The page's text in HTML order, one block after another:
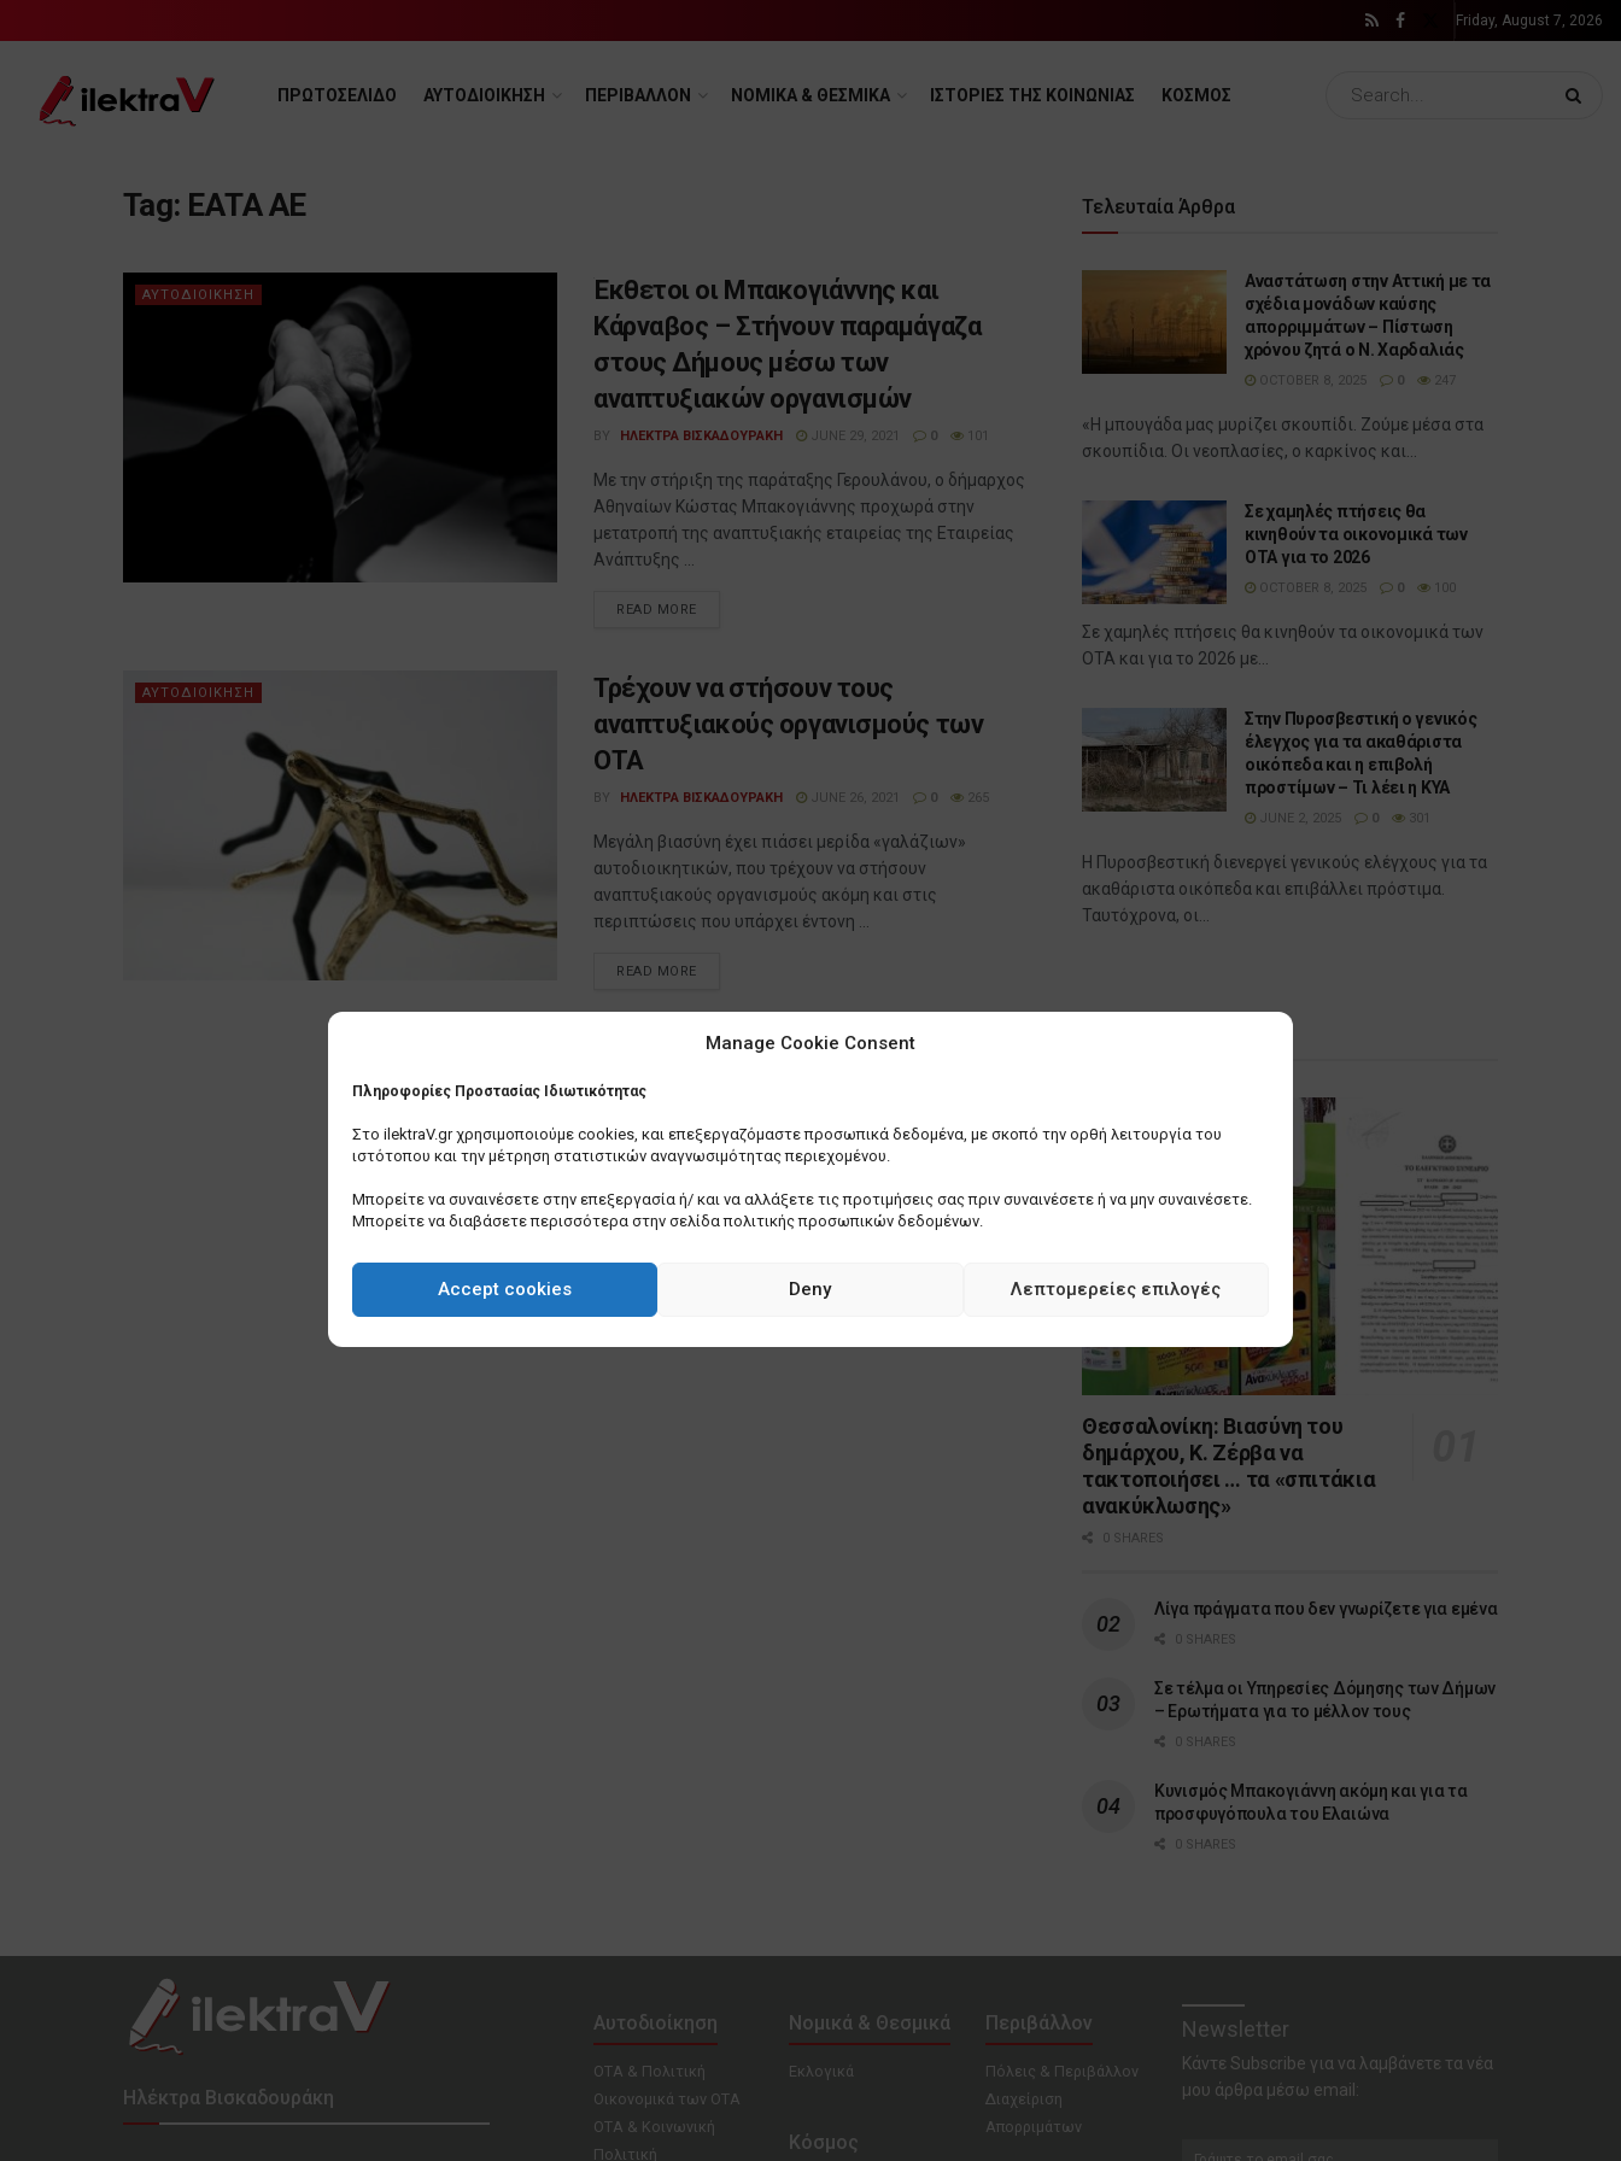
Manage Cookie Consent
Πληροφορίες Προστασίας Ιδιωτικότητας
Στο ilektraV.gr χρησιμοποιούμε cookies, και επεξεργαζόμαστε προσωπικά δεδομένα, με σκοπό την ορθή λειτουργία του
ιστότοπου και την μέτρηση στατιστικών αναγνωσιμότητας περιεχομένου.
Μπορείτε να συναινέσετε στην επεξεργασία ή/ και να αλλάξετε τις προτιμήσεις σας πριν συναινέσετε ή να μην συναινέσετε.
Μπορείτε να διαβάσετε περισσότερα στην σελίδα πολιτικής προσωπικών δεδομένων.
Accept cookies Deny Λεπτομερείες επιλογές
Friday, August 7, 2026
ΠΡΩΤΟΣΕΛΙΔΟ ΑΥΤΟΔΙΟΙΚΗΣΗ ΠΕΡΙΒΑΛΛΟΝ ΝΟΜΙΚΑ & ΘΕΣΜΙΚΑ ΙΣΤΟΡΙΕΣ ΤΗΣ ΚΟΙΝΩΝΙΑΣ ΚΟΣΜΟΣ
Tag: ΕΑΤΑ ΑΕ
ΑΥΤΟΔΙΟΙΚΗΣΗ
Έκθετοι οι Μπακογιάννης και
Κάρναβος – Στήνουν παραμάγαζα
στους Δήμους μέσω των
αναπτυξιακών οργανισμών
BY ΗΛΕΚΤΡΑ ΒΙΣΚΑΔΟΥΡΑΚΗ JUNE 29, 2021 0 101
Με την στήριξη της παράταξης Γερουλάνου, ο δήμαρχος
Αθηναίων Κώστας Μπακογιάννης προχωρά στην
μετατροπή της αναπτυξιακής εταιρείας της Εταιρείας
Ανάπτυξης ...
READ MORE
ΑΥΤΟΔΙΟΙΚΗΣΗ
Τρέχουν να στήσουν τους
αναπτυξιακούς οργανισμούς των
ΟΤΑ
BY ΗΛΕΚΤΡΑ ΒΙΣΚΑΔΟΥΡΑΚΗ JUNE 26, 2021 0 265
Μεγάλη βιασύνη έχει πιάσει μερίδα «γαλάζιων»
αυτοδιοικητικών, που τρέχουν να στήσουν
αναπτυξιακούς οργανισμούς ακόμη και στις
περιπτώσεις που υπάρχει έντονη ...
READ MORE
Τελευταία Άρθρα
Αναστάτωση στην Αττική με τα
σχέδια μονάδων καύσης
απορριμμάτων – Πίστωση
χρόνου ζητά ο Ν. Χαρδαλιάς
OCTOBER 8, 2025 0 247
«Η μπουγάδα μας μυρίζει σκουπίδι. Ζούμε μέσα στα
σκουπίδια. Οι νεοπλασίες, ο καρκίνος και...
Σε χαμηλές πτήσεις θα
κινηθούν τα οικονομικά των
ΟΤΑ για το 2026
OCTOBER 8, 2025 0 100
Σε χαμηλές πτήσεις θα κινηθούν τα οικονομικά των
ΟΤΑ και για το 2026 με...
Στην Πυροσβεστική ο γενικός
έλεγχος για τα ακαθάριστα
οικόπεδα και η επιβολή
προστίμων – Τι λέει η ΚΥΑ
JUNE 2, 2025 0 301
Η Πυροσβεστική διενεργεί γενικούς ελέγχους για τα
ακαθάριστα οικόπεδα και επιβάλλει πρόστιμα.
Ταυτόχρονα, οι...
Θεσσαλονίκη: Βιασύνη του
δημάρχου, Κ. Ζέρβα να
τακτοποιήσει … τα «σπιτάκια
ανακύκλωσης»
0 SHARES
Λίγα πράγματα που δεν γνωρίζετε για εμένα
0 SHARES
Σε τέλμα οι Υπηρεσίες Δόμησης των Δήμων
– Ερωτήματα για το μέλλον τους
0 SHARES
Κυνισμός Μπακογιάννη ακόμη και για τα
προσφυγόπουλα του Ελαιώνα
0 SHARES
Ηλέκτρα Βισκαδουράκη
Αυτοδιοίκηση
ΟΤΑ & Πολιτική
Οικονομικά των ΟΤΑ
ΟΤΑ & Κοινωνική
Πολιτική
Νομικά & Θεσμικά
Εκλογικά
Κόσμος
Περιβάλλον
Πόλεις & Περιβάλλον
Διαχείριση
Απορριμάτων
Newsletter
Κάντε Subscribe για να λαμβάνετε τα νέα
μου άρθρα μέσω email: